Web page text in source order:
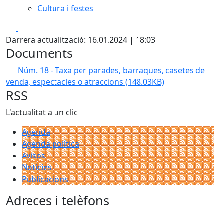
Cultura i festes
Darrera actualització: 16.01.2024 | 18:03
Documents
Núm. 18 - Taxa per parades, barraques, casetes de
venda, espectacles o atraccions (148.03KB)
RSS
L'actualitat a un clic
Agenda
Agenda política
Avisos
Notícies
Publicacions
Adreces i telèfons